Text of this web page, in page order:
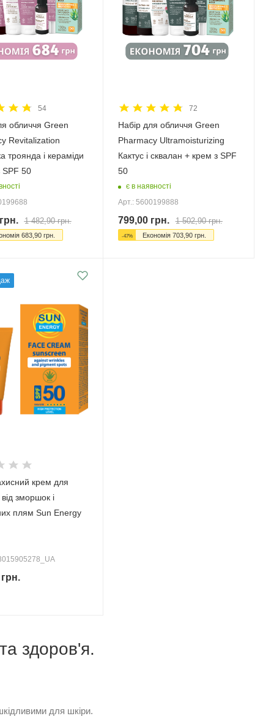
54
обличчя Green
Revitalization
троянда і кераміди
SPF 50
1 482,90грн.
683,90грн.
72
Набір для обличчя Green
Рharmacy Ultramoisturizing
Кактус і сквалан + крем з SPF
50
є в наявності
Арт.: 5600199888
799,00грн. 1 502,90грн.
-47% Економія 703,90грн.
крем для
зморшок і
плям Sun Energy
здоров'я.
для шкіри.